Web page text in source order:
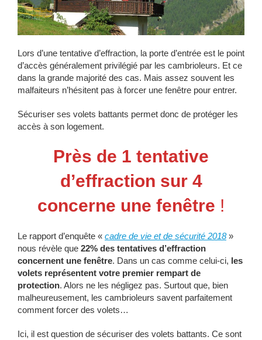
Lors d’une tentative d’effraction, la porte d’entrée est le point
d’accès généralement privilégié par les cambrioleurs. Et ce
dans la grande majorité des cas. Mais assez souvent les
malfaiteurs n’hésitent pas à forcer une fenêtre pour entrer.
Sécuriser ses volets battants permet donc de protéger les
accès à son logement.
Près de 1 tentative
d’effraction sur 4
concerne une fenêtre !
Le rapport d’enquête « cadre de vie et de sécurité 2018»
nous révèle que 22% des tentatives d’effraction
concernent une fenêtre. Dans un cas comme celui-ci, les
volets représentent votre premier rempart de
protection. Alors ne les négligez pas. Surtout que, bien
malheureusement, les cambrioleurs savent parfaitement
comment forcer des volets…
Ici, il est question de sécuriser des volets battants. Ce sont